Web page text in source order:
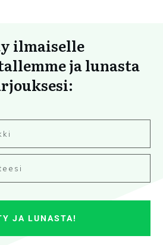
ilmaiselle
ja lunasta
JA LUNASTA!